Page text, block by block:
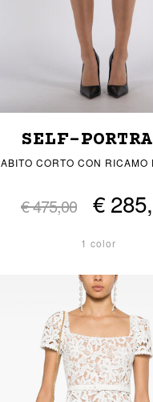
SELF-
ABITO CORTO CON RICAMO
€ 475,00 €
1 color